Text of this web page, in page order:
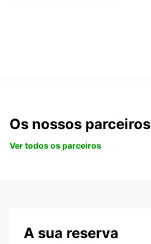
Os nossos parceiros
Ver todos os parceiros
A sua reserva